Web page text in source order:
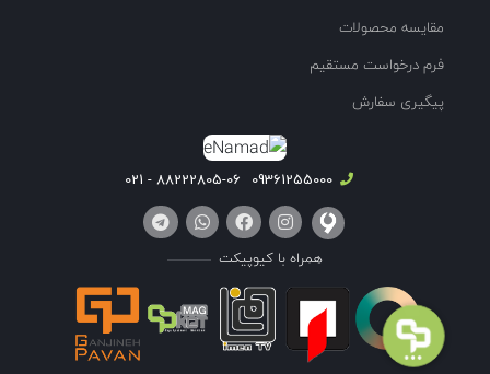
مقایسه محصولات
فرم درخواست مستقیم
پیگیری سفارش
09361255000
88222805-06 - 021
همراه با کیوپیکت